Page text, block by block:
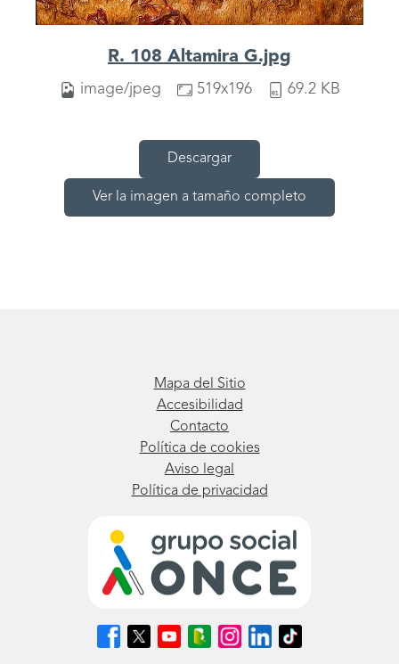
R. 108 Altamira G.jpg
image/jpeg 519x196 69.2 KB
Descargar
Ver la imagen a tamaño completo
Mapa del Sitio
Accesibilidad
Contacto
Política de cookies
Aviso legal
Política de privacidad
Síguenos
en
Síguenos
en
Síguenos
en
Síguenos
en
Síguenos
en
Síguenos
en
Síguenos
en